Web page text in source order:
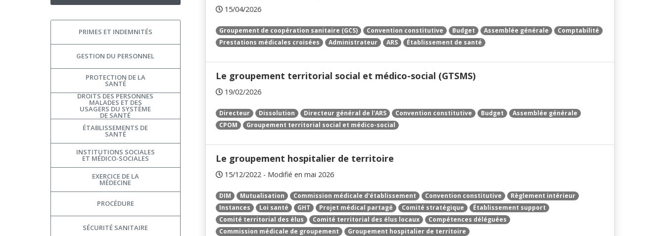
15/04/2026
Groupement de coopération sanitaire (GCS) Convention constitutive Budget Assemblée générale
Comptabilité
Prestations médicales croisées
Administrateur ARS Établissement de santé
Le groupement territorial social et médico-social (GTSMS)
19/02/2026
Directeur Dissolution Directeur général de l'ARS Convention constitutive Budget
Assemblée générale
CPOM
Groupement territorial social et médico-social
Le groupement hospitalier de territoire
15/12/2022 - Modifié en mai 2026
DIM Mutualisation Commission médicale d'établissement Convention constitutive
Règlement intérieur
Instances
Loi santé GHT Projet médical partagé Comité stratégique
Établissement support
Comité territorial des élus
Comité territorial des élus locaux
Compétences déléguées
Commission médicale de groupement
Groupement hospitalier de territoire
PRIMES ET INDEMNITÉS
GESTION DU PERSONNEL
PROTECTION DE LA
SANTÉ
DROITS DES PERSONNES
MALADES ET DES
USAGERS DU SYSTÈME
DE SANTÉ
ÉTABLISSEMENTS DE
SANTÉ
INSTITUTIONS SOCIALES
ET MÉDICO-SOCIALES
EXERCICE DE LA
MÉDECINE
PROCÉDURE
SÉCURITÉ SANITAIRE